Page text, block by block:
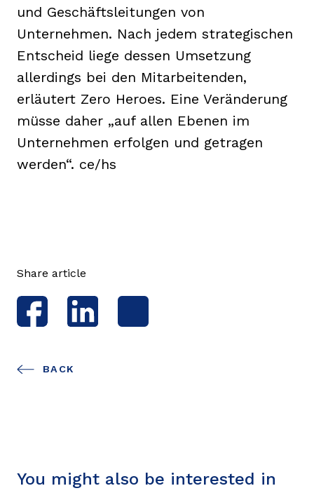
und Geschäftsleitungen von
Unternehmen. Nach jedem strategischen
Entscheid liege dessen Umsetzung
allerdings bei den Mitarbeitenden,
erläutert Zero Heroes. Eine Veränderung
müsse daher „auf allen Ebenen im
Unternehmen erfolgen und getragen
werden“. ce/hs
BACK
Share article
You might also be interested in